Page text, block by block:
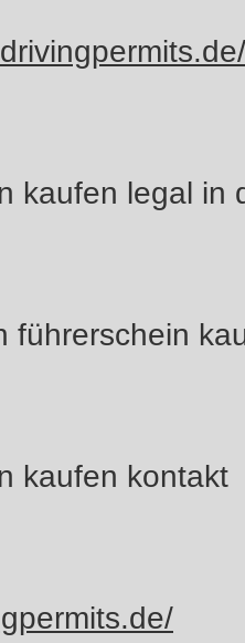
kaufen legal in
führerschein
kaufen kontakt​